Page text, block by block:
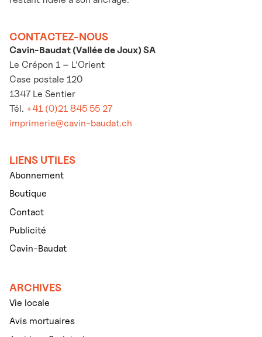
CONTACTEZ-NOUS
Cavin-Baudat (Vallée de Joux) SA
Le Crépon 1 – L’Orient
Case postale 120
1347 Le Sentier
Tél. +41 (0)21 845 55 27
imprimerie@cavin-baudat.ch
LIENS UTILES
Abonnement
Boutique
Contact
Publicité
Cavin-Baudat
ARCHIVES
Vie locale
Avis mortuaires